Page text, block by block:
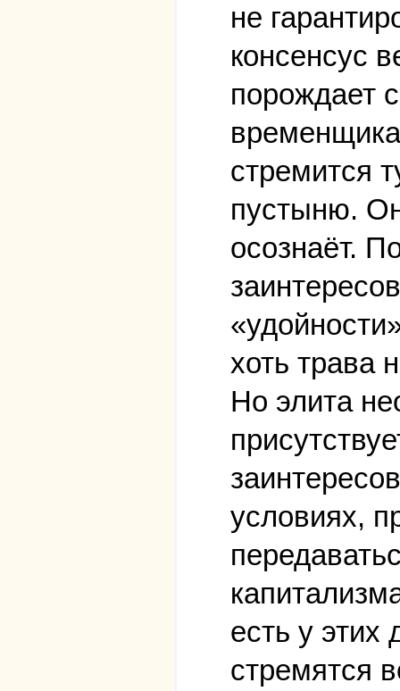
не
консенсус
порождает
стремится
пустыню.
осознаёт.
хоть трава
Но элита
условиях,
есть у этих
стремятся